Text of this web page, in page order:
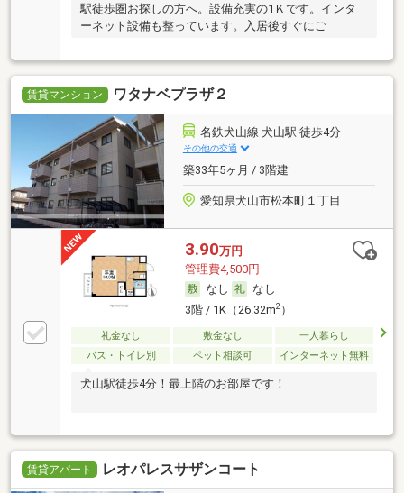
駅徒歩圏お探しの方へ。設備充実の1Ｋです。インタ
ーネット設備も整っています。入居後すぐにご
賃貸マンション ワタナベプラザ２
名鉄犬山線 犬山駅 徒歩4分
その他の交通
築33年5ヶ月 / 3階建
愛知県犬山市松本町１丁目
3.90万円
管理費4,500円
なし
なし
3階 / 1K（26.32m2）
礼金なし 敷金なし
一人暮らし
バス・トイレ別
ペット相談可 インターネット無料
犬山駅徒歩4分！最上階のお部屋です！
賃貸アパート レオパレスサザンコート